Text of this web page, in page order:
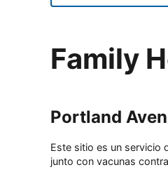
Family
Portland
Este sitio es un servicio
junto con vacunas